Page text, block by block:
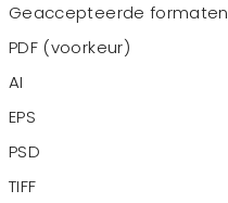
Geaccepteerde formaten
PDF (voorkeur)
AI
EPS
PSD
TIFF